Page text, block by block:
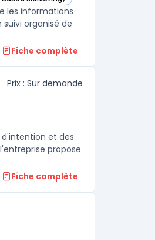
les informations
organisé de
Fiche complète
Prix : Sur demande
d'intention et des
propose
Fiche complète